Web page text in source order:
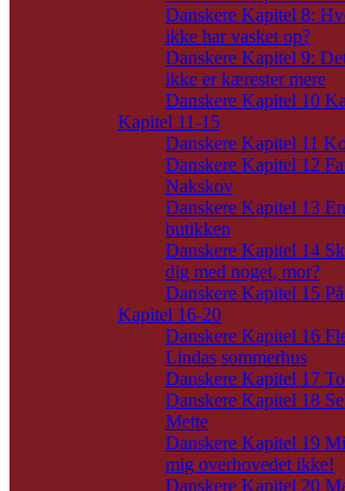
Danskere Kapitel 8:
ikke har vasket op?
Danskere Kapitel 9:
ikke er kærester mere
Danskere Kapitel 10
Kapitel 11-15
Danskere Kapitel 11
Danskere Kapitel 12
Nakskov
Danskere Kapitel 13
butikken
Danskere Kapitel 14
dig med noget, mor?
Danskere Kapitel 15
Kapitel 16-20
Danskere Kapitel 16
Lindas sommerhus
Danskere Kapitel 17
Danskere Kapitel 18
Mette
Danskere Kapitel 19
mig overhovedet ikke!
Danskere Kapitel 20